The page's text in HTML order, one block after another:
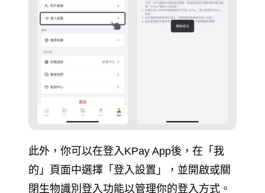
此外，你可以在登入KPay App後，在「我
的」頁面中選擇「登入設置」，並開啟或關
閉生物識別登入功能以管理你的登入方式。